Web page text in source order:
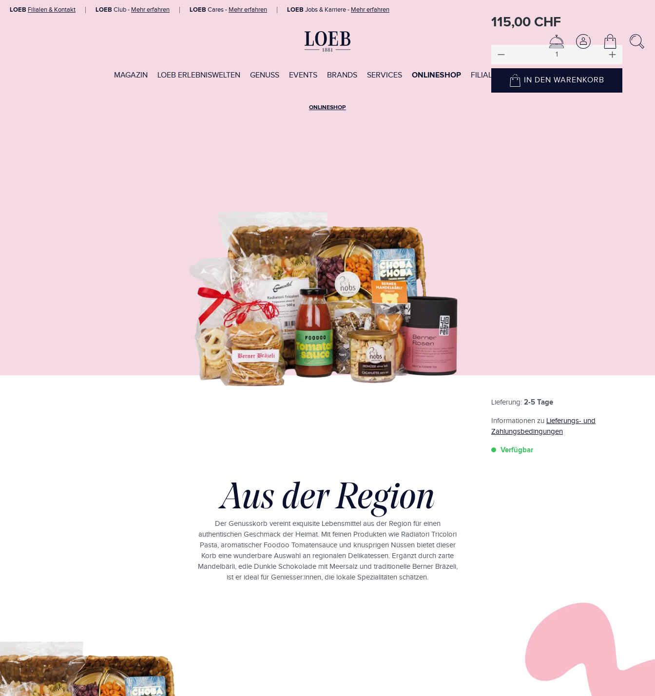
LOEB Filialen & Kontakt LOEB Club - Mehr erfahren LOEB Cares - Mehr erfahren LOEB Jobs & Karriere - Mehr erfahren
MAGAZIN LOEB ERLEBNISWELTEN GENUSS EVENTS BRANDS SERVICES ONLINESHOP FILIALEN BEAUTY
ONLINESHOP
115,00 CHF
IN DEN WARENKORB
Lieferung: 2-5 Tage
Informationen zu Lieferungs- und
Zahlungsbedingungen
Verfügbar
Aus der Region
Der Genusskorb vereint exquisite Lebensmittel aus der Region für einen
authentischen Geschmack der Heimat. Mit feinen Produkten wie Radiatori Tricolori
Pasta, aromatischer Foodoo Tomatensauce und knusprigen Nüssen bietet dieser
Korb eine wunderbare Auswahl an regionalen Delikatessen. Ergänzt durch zarte
Mandelbärli, edle Dunkle Schokolade mit Meersalz und traditionelle Berner Bräzeli,
ist er ideal für Geniesser:innen, die lokale Spezialitäten schätzen.